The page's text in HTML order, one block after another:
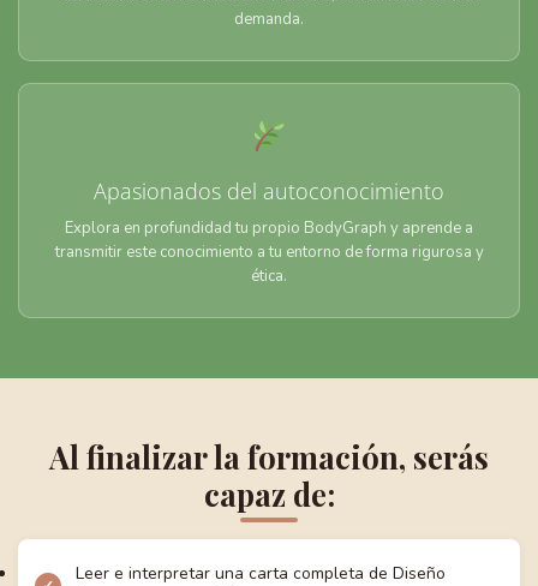
demanda.
Apasionados del autoconocimiento
Explora en profundidad tu propio BodyGraph y aprende a
transmitir este conocimiento a tu entorno de forma rigurosa y
ética.
Al finalizar la formación, serás
capaz de:
Leer e interpretar una carta completa de Diseño